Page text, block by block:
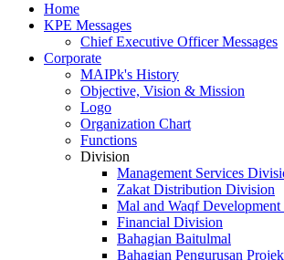
Home
KPE Messages
Chief Executive Officer Messages
Corporate
MAIPk's History
Objective, Vision & Mission
Logo
Organization Chart
Functions
Division
Management Services
Zakat Distribution Division
Mal and Waqf
Financial Division
Bahagian Baitulmal
Bahagian Pengurusan Projek